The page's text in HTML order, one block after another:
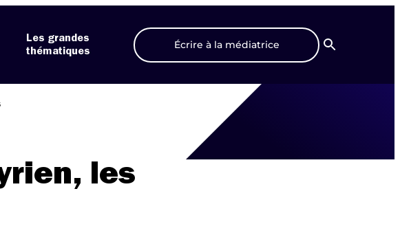
Les grandes
thématiques
Écrire à la médiatrice
Recherche
les